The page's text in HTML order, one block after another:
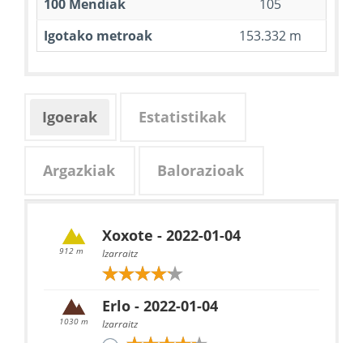
100 Mendiak
105
Igotako metroak
153.332 m
Igoerak Estatistikak
Argazkiak Balorazioak
912 m
Xoxote - 2022-01-04
Izarraitz
1030 m
Erlo - 2022-01-04
Izarraitz